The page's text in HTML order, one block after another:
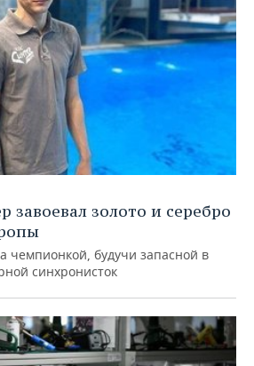
завоевал золото и серебро
чемпионкой, будучи запасной в
синхронисток